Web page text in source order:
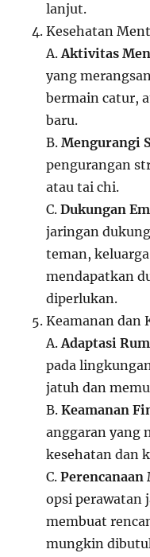
lanjut.
Kesehatan
A.Aktivitas
yang
bermain catur,
baru.
B.Mengurangi
pengurangan
atau tai chi.
C.Dukungan
jaringan
teman,
mendapatkan
diperlukan.
Keamanan dan
A.Adaptasi
pada
jatuh dan
B.Keamanan
anggaran yang
kesehatan dan
C.Perencanaan
opsi perawatan
membuat
mungkin